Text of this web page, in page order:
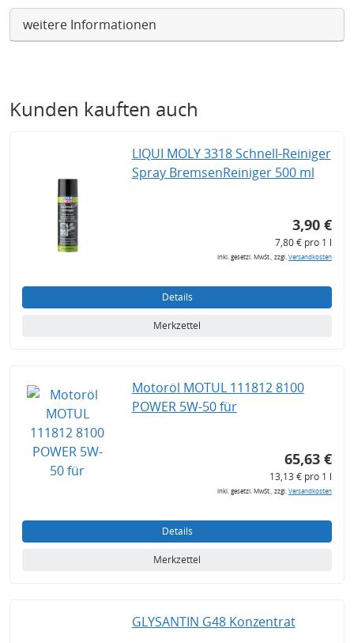
weitere Informationen
Kunden kauften auch
LIQUI MOLY 3318 Schnell-Reiniger
Spray BremsenReiniger 500 ml
3,90 €
7,80 € pro 1 l
inkl. gesetzl. MwSt., zzgl.Versandkosten
Details
Merkzettel
Motoröl MOTUL 111812 8100
POWER 5W-50 für
65,63 €
13,13 € pro 1 l
inkl. gesetzl. MwSt., zzgl.Versandkosten
Details
Merkzettel
GLYSANTIN G48 Konzentrat